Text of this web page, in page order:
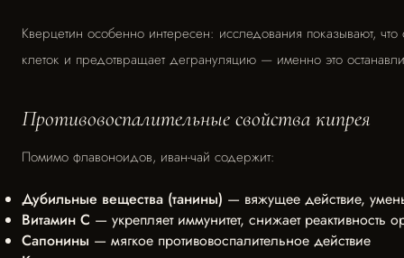
Кверцетин особенно интересен: исследования показывают,
клеток и предотвращает дегрануляцию — именно это
Противовоспалительные свойства кипрея
Помимо флавоноидов, иван-чай содержит:
Дубильные вещества (танины) — вяжущее действие,
Витамин С — укрепляет иммунитет, снижает реактивность
Сапонины — мягкое противовоспалительное действие